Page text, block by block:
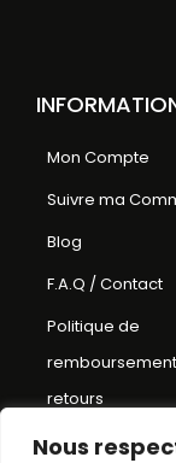
Nous
Mon Compte
Suivre ma
Blog
F.A.Q / Contact
Politique de
retours
Conditions